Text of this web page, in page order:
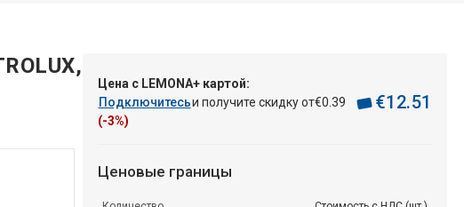
Цена с LEMONA+ картой:
Подключитесьи получите скидку от€0 39
(-3%)
€12.51
Ценовые границы